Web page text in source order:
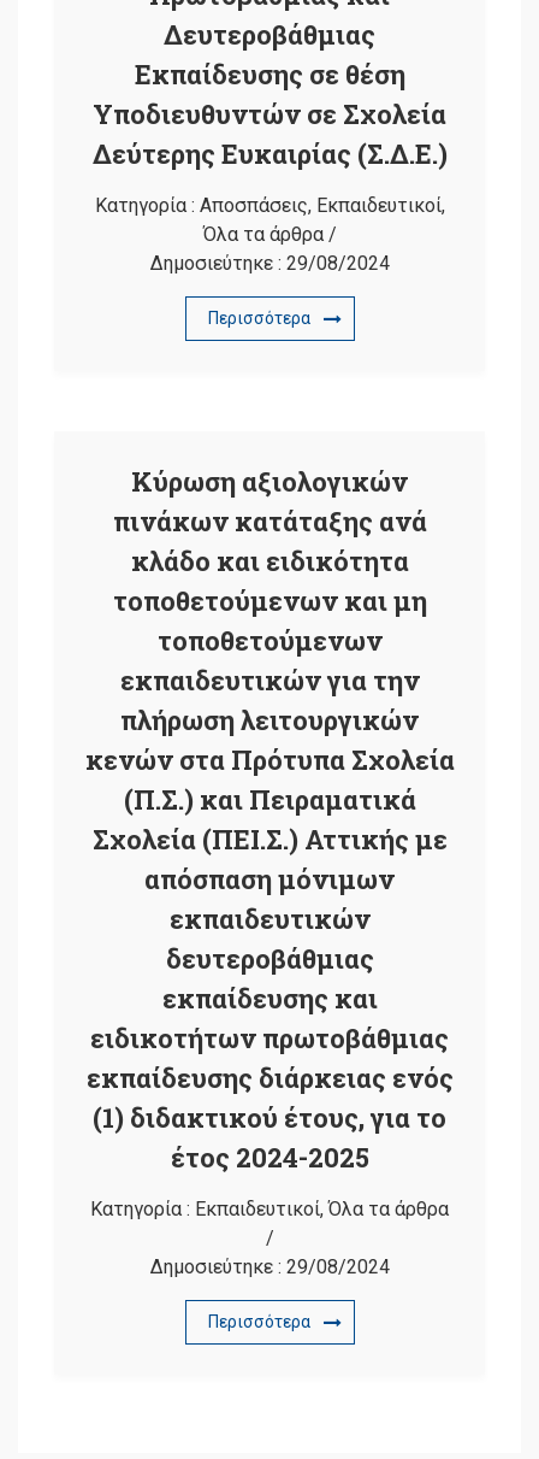
Δευτεροβάθμιας
Εκπαίδευσης σε θέση
Υποδιευθυντών σε Σχολεία
Δεύτερης Ευκαιρίας (Σ.Δ.Ε.)
Κατηγορία : Αποσπάσεις, Εκπαιδευτικοί,
Όλα τα άρθρα/
Δημοσιεύτηκε : 29/08/2024
Περισσότερα
Κύρωση αξιολογικών
πινάκων κατάταξης ανά
κλάδο και ειδικότητα
τοποθετούμενων και μη
τοποθετούμενων
εκπαιδευτικών για την
πλήρωση λειτουργικών
κενών στα Πρότυπα Σχολεία
(Π.Σ.) και Πειραματικά
Σχολεία (ΠΕΙ.Σ.) Αττικής με
απόσπαση μόνιμων
εκπαιδευτικών
δευτεροβάθμιας
εκπαίδευσης και
ειδικοτήτων πρωτοβάθμιας
εκπαίδευσης διάρκειας ενός
(1) διδακτικού έτους, για το
έτος 2024-2025
Κατηγορία : Εκπαιδευτικοί,Όλα τα άρθρα
/
Δημοσιεύτηκε : 29/08/2024
Περισσότερα